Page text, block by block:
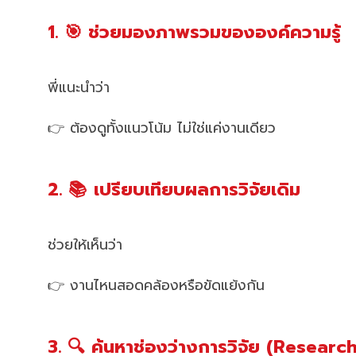
1. 🎯 ช่วยมองภาพรวมขององค์ความรู้
พี่แนะนำว่า
👉 ต้องดูทั้งแนวโน้ม ไม่ใช่แค่งานเดียว
2. 📚 เปรียบเทียบผลการวิจัยเดิม
ช่วยให้เห็นว่า
👉 งานไหนสอดคล้องหรือขัดแย้งกัน
3. 🔍 ค้นหาช่องว่างการวิจัย